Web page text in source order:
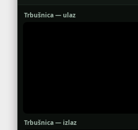
Trbušnica — ulaz
Trbušnica — izlaz